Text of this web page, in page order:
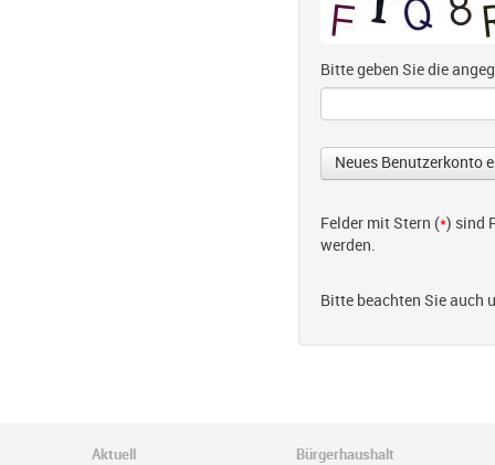
Bitte geben Sie die
Felder mit Stern (*) sind
werden.
Bitte beachten Sie auch
Aktuell
Bürgerhaushalt